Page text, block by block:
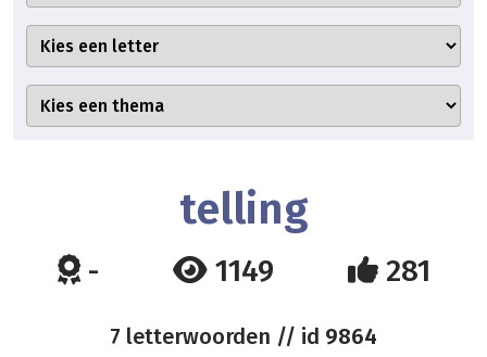
telling
- 1149 281
7 letterwoorden // id 9864